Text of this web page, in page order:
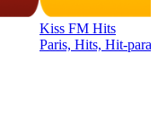
Kiss FM Hits
Paris, Hits, Hit-